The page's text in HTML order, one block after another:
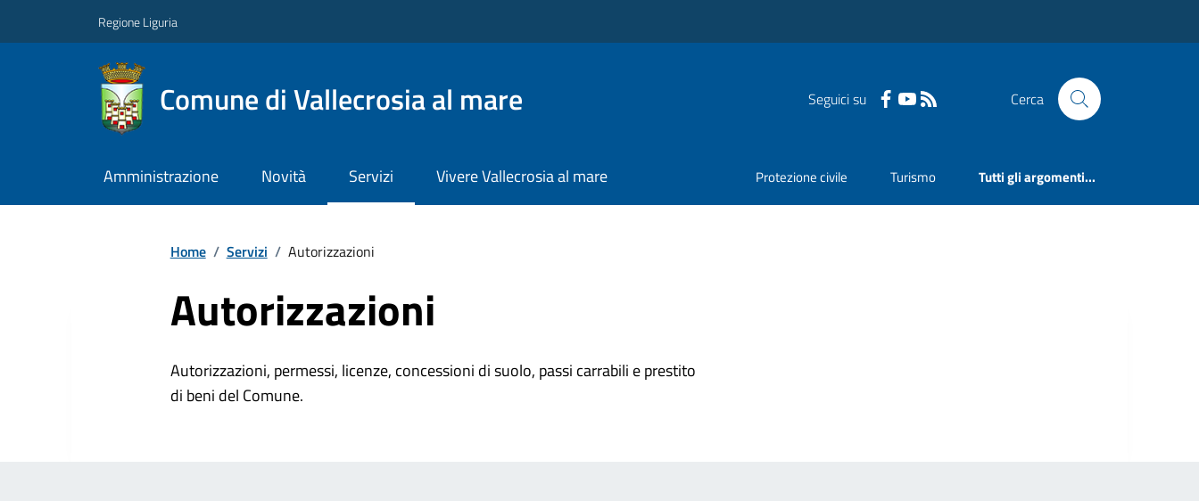
Regione Liguria
Comune di Vallecrosia al mare Seguici su Cerca
Amministrazione Novità Servizi Vivere Vallecrosia al mare Protezione civile Turismo Tutti gli argomenti...
Home / Servizi / Autorizzazioni
Autorizzazioni
Autorizzazioni, permessi, licenze, concessioni di suolo, passi carrabili e prestito
di beni del Comune.